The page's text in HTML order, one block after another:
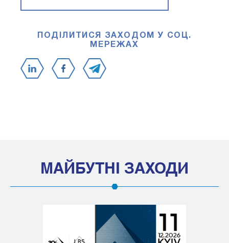
ПОДІЛИТИСЯ ЗАХОДОМ У СОЦ.
МЕРЕЖАХ
МАЙБУТНІ ЗАХОДИ